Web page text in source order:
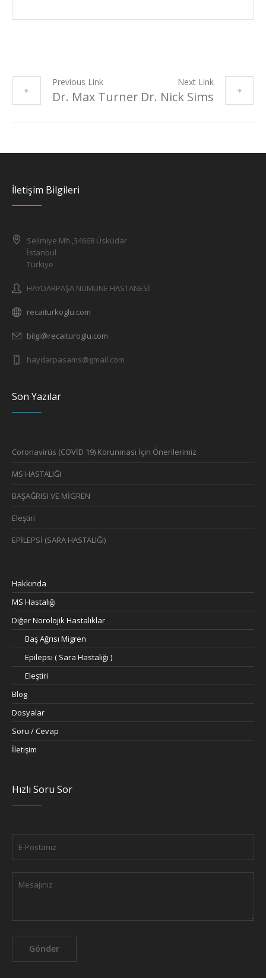
Previous Link
Dr. Max Turner
Next Link
Dr. Nick Sims
İletişim Bilgileri
Selimiye Mh.,34668 Üsküdar
İstanbul
Türkiye
HAYDARPAŞA NUMUNE HASTANESİ
recaiturkoglu.com
bilgi@recaituroglu.com
haydarpasams@gmail.com
Son Yazılar
Coronavirüs (COVİD 19) Korunması İçin Önerilerimiz
MS HASTALIĞI
BAŞAĞRISI VE MİGREN
Eleştiri
EPİLEPSİ (SARA HASTALIĞI)
Hakkında
MS Hastalığı
Diğer Norolojik Hastalıklar
Baş Ağrısı Migren
Epilepsi ( Sara Hastalığı )
Eleştiri
Blog
Dosyalar
Soru / Cevap
İletişim
Hızlı Soru Sor